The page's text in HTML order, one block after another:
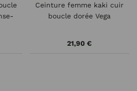
Ceinture femme kaki cuir
boucle dorée Vega
21,90 €